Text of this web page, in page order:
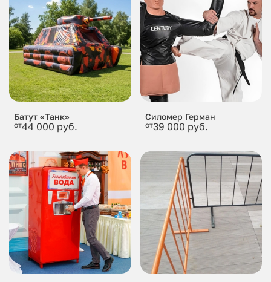
Батут «Танк»
от44 000 руб.
Силомер Герман
от39 000 руб.